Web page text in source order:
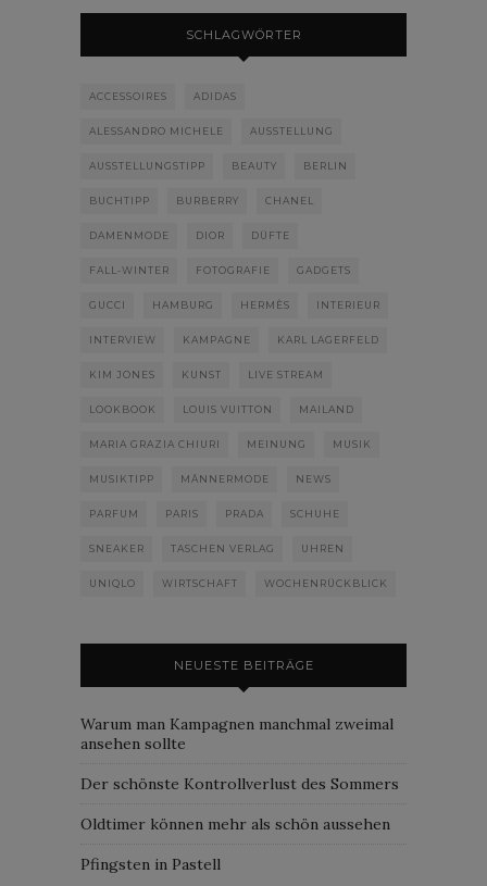
SCHLAGWÖRTER
ACCESSOIRES ADIDAS
ALESSANDRO MICHELE AUSSTELLUNG
AUSSTELLUNGSTIPP BEAUTY BERLIN
BUCHTIPP BURBERRY CHANEL
DAMENMODE DIOR DÜFTE
FALL-WINTER FOTOGRAFIE GADGETS
GUCCI HAMBURG HERMÈS INTERIEUR
INTERVIEW KAMPAGNE KARL LAGERFELD
KIM JONES KUNST LIVE STREAM
LOOKBOOK LOUIS VUITTON MAILAND
MARIA GRAZIA CHIURI MEINUNG MUSIK
MUSIKTIPP MÄNNERMODE NEWS
PARFUM PARIS PRADA SCHUHE
SNEAKER TASCHEN VERLAG UHREN
UNIQLO WIRTSCHAFT WOCHENRÜCKBLICK
NEUESTE BEITRÄGE
Warum man Kampagnen manchmal zweimal
ansehen sollte
Der schönste Kontrollverlust des Sommers
Oldtimer können mehr als schön aussehen
Pfingsten in Pastell